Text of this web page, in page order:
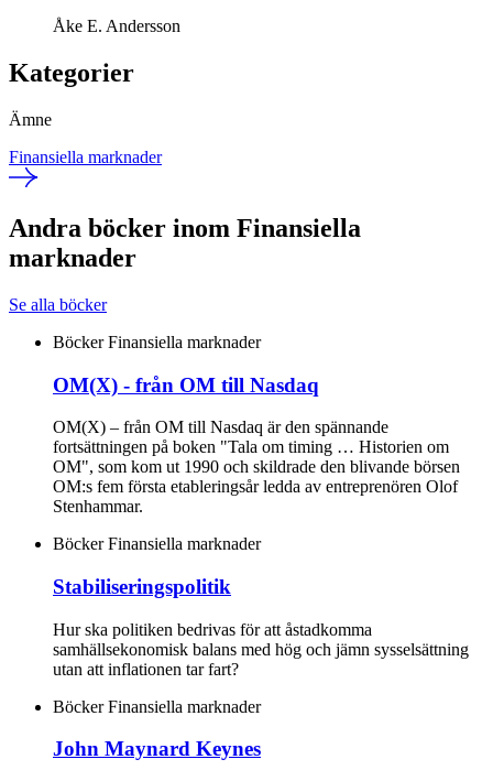
Åke E. Andersson
Kategorier
Ämne
Finansiella marknader
Andra böcker inom Finansiella
marknader
Se alla böcker
Böcker Finansiella marknader
OM(X) - från OM till Nasdaq
OM(X) – från OM till Nasdaq är den spännande
fortsättningen på boken "Tala om timing … Historien om
OM", som kom ut 1990 och skildrade den blivande börsen
OM:s fem första etableringsår ledda av entreprenören Olof
Stenhammar.
Böcker Finansiella marknader
Stabiliseringspolitik
Hur ska politiken bedrivas för att åstadkomma
samhällsekonomisk balans med hög och jämn sysselsättning
utan att inflationen tar fart?
Böcker Finansiella marknader
John Maynard Keynes